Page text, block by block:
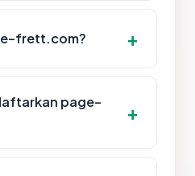
frett.com?
page-